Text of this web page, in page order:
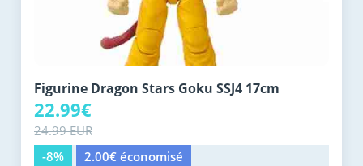
Figurine Dragon Stars Goku SSJ4 17cm
22.99€
24.99 EUR
-8%
2.00€ économisé